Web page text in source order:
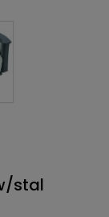
stal